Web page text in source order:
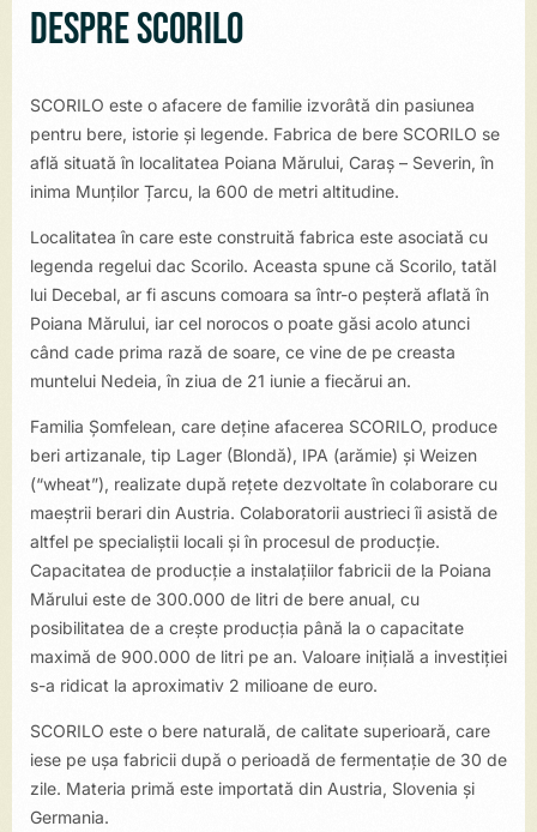
Despre SCORILO
SCORILO este o afacere de familie izvorâtă din pasiunea
pentru bere, istorie și legende. Fabrica de bere SCORILO se
află situată în localitatea Poiana Mărului, Caraș – Severin, în
inima Munților Țarcu, la 600 de metri altitudine.
Localitatea în care este construită fabrica este asociată cu
legenda regelui dac Scorilo. Aceasta spune că Scorilo, tatăl
lui Decebal, ar fi ascuns comoara sa într-o peșteră aflată în
Poiana Mărului, iar cel norocos o poate găsi acolo atunci
când cade prima rază de soare, ce vine de pe creasta
muntelui Nedeia, în ziua de 21 iunie a fiecărui an.
Familia Șomfelean, care deține afacerea SCORILO, produce
beri artizanale, tip Lager (Blondă), IPA (arămie) și Weizen
(“wheat”), realizate după rețete dezvoltate în colaborare cu
maeștrii berari din Austria. Colaboratorii austrieci îi asistă de
altfel pe specialiștii locali și în procesul de producție.
Capacitatea de producție a instalațiilor fabricii de la Poiana
Mărului este de 300.000 de litri de bere anual, cu
posibilitatea de a crește producția până la o capacitate
maximă de 900.000 de litri pe an. Valoare inițială a investiției
s-a ridicat la aproximativ 2 milioane de euro.
SCORILO este o bere naturală, de calitate superioară, care
iese pe ușa fabricii după o perioadă de fermentație de 30 de
zile. Materia primă este importată din Austria, Slovenia și
Germania.